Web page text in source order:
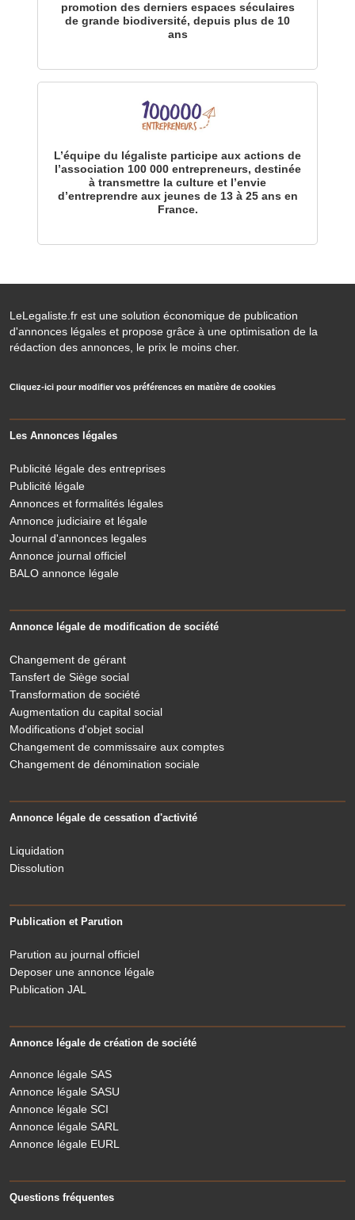
promotion des derniers espaces séculaires
de grande biodiversité, depuis plus de 10
ans
L’équipe du légaliste participe aux actions de
l’association 100 000 entrepreneurs, destinée
à transmettre la culture et l’envie
d’entreprendre aux jeunes de 13 à 25 ans en
France.
LeLegaliste.fr est une solution économique de publication
d'annonces légales et propose grâce à une optimisation de la
rédaction des annonces, le prix le moins cher.
Cliquez-ici pour modifier vos préférences en matière de cookies
Les Annonces légales
Publicité légale des entreprises
Publicité légale
Annonces et formalités légales
Annonce judiciaire et légale
Journal d'annonces legales
Annonce journal officiel
BALO annonce légale
Annonce légale de modification de société
Changement de gérant
Tansfert de Siège social
Transformation de société
Augmentation du capital social
Modifications d'objet social
Changement de commissaire aux comptes
Changement de dénomination sociale
Annonce légale de cessation d'activité
Liquidation
Dissolution
Publication et Parution
Parution au journal officiel
Deposer une annonce légale
Publication JAL
Annonce légale de création de société
Annonce légale SAS
Annonce légale SASU
Annonce légale SCI
Annonce légale SARL
Annonce légale EURL
Questions fréquentes